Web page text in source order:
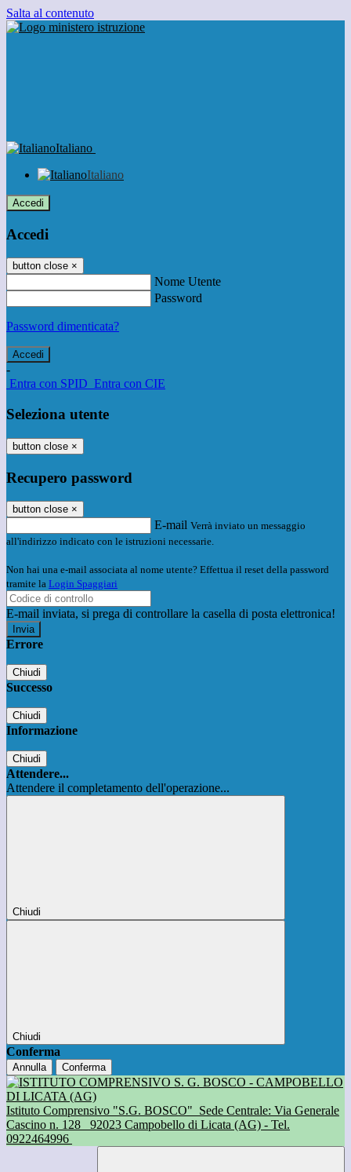
Salta al contenuto
Italiano
Italiano
Accedi
Accedi
button close ×
Nome Utente
Password
Password dimenticata?
-
Entra con SPID Entra con CIE
Seleziona utente
button close ×
Recupero password
button close ×
E-mail Verrà inviato un messaggio
all'indirizzo indicato con le istruzioni necessarie.
Non hai una e-mail associata al nome utente? Effettua il reset della password
tramite la Login Spaggiari
E-mail inviata, si prega di controllare la casella di posta elettronica!
Errore
Chiudi
Successo
Chiudi
Informazione
Chiudi
Attendere...
Attendere il completamento dell'operazione...
Chiudi
Chiudi
Conferma
Annulla Conferma
Istituto Comprensivo "S.G. BOSCO" Sede Centrale: Via Generale
Cascino n. 128
92023 Campobello di Licata (AG) - Tel.
0922464996